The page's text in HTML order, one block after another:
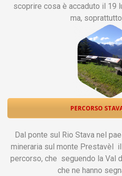
scoprire cosa è accaduto il 19
ma,
PERCORSO
Dal ponte sul Rio Stava nel
mineraria sul monte Prestavèl
percorso, che seguendo la Val
che ne hanno